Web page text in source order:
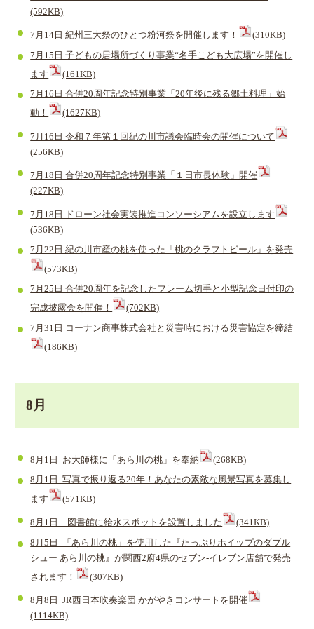
(592KB)
7月14日 紀州三大祭のひとつ粉河祭を開催します！ (310KB)
7月15日 子どもの居場所づくり事業“名手こども大広場”を開催し
ます
(161KB)
7月16日 合併20周年記念特別事業「20年後に残る郷土料理」始
動！
(1627KB)
7月16日 令和７年第１回紀の川市議会臨時会の開催について
(256KB)
7月18日 合併20周年記念特別事業「１日市長体験」開催
(227KB)
7月18日 ドローン社会実装推進コンソーシアムを設立します
(536KB)
7月22日 紀の川市産の桃を使った「桃のクラフトビール」を発売
(573KB)
7月25日 合併20周年を記念したフレーム切手と小型記念日付印の
完成披露会を開催！
(702KB)
7月31日 コーナン商事株式会社と災害時における災害協定を締結
(186KB)
8月
8月1日 お大師様に「あら川の桃」を奉納 (268KB)
8月1日 写真で振り返る20年！あなたの素敵な風景写真を募集し
ます
(571KB)
8月1日 図書館に給水スポットを設置しました (341KB)
8月5日 「あら川の桃」を使用した『たっぷりホイップのダブル
シュー あら川の桃』が関西2府4県のセブン‐イレブン店舗で発売
されます！
(307KB)
8月8日 JR西日本吹奏楽団 かがやきコンサートを開催
(1114KB)